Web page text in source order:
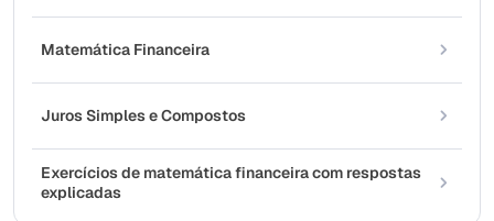
Matemática Financeira
Juros Simples e Compostos
Exercícios de matemática financeira com respostas
explicadas